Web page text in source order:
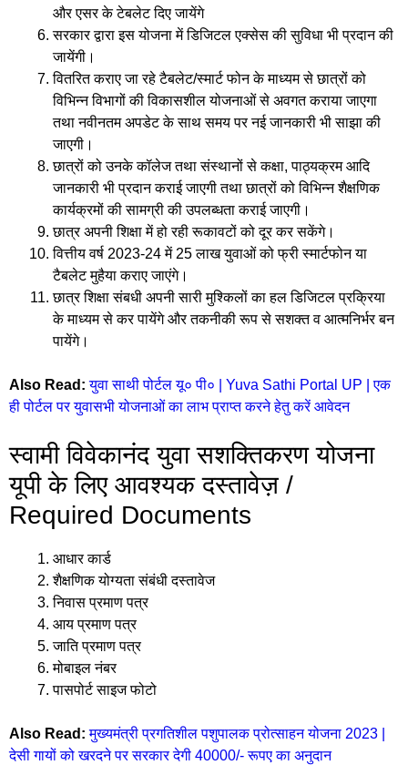
और एसर के टेबलेट दिए जायेंगे
सरकार द्वारा इस योजना में डिजिटल एक्सेस की सुविधा भी प्रदान की
जायेंगी।
वितरित कराए जा रहे टैबलेट/स्मार्ट फोन के माध्यम से छात्रों को
विभिन्न विभागों की विकासशील योजनाओं से अवगत कराया जाएगा
तथा नवीनतम अपडेट के साथ समय पर नई जानकारी भी साझा की
जाएगी।
छात्रों को उनके कॉलेज तथा संस्थानों से कक्षा, पाठ्यक्रम आदि
जानकारी भी प्रदान कराई जाएगी तथा छात्रों को विभिन्न शैक्षणिक
कार्यक्रमों की सामग्री की उपलब्धता कराई जाएगी।
छात्र अपनी शिक्षा में हो रही रूकावटों को दूर कर सकेंगे।
वित्तीय वर्ष 2023-24 में 25 लाख युवाओं को फ्री स्मार्टफोन या
टैबलेट मुहैया कराए जाएंगे।
छात्र शिक्षा संबधी अपनी सारी मुश्किलों का हल डिजिटल प्रक्रिया
के माध्यम से कर पायेंगे और तकनीकी रूप से सशक्त व आत्मनिर्भर बन
पायेंगे।
Also Read: युवा साथी पोर्टल यू० पी० | Yuva Sathi Portal UP | एक
ही पोर्टल पर युवासभी योजनाओं का लाभ प्राप्त करने हेतु करें आवेदन
स्वामी विवेकानंद युवा सशक्तिकरण योजना
यूपी के लिए आवश्यक दस्तावेज़ /
Required Documents
आधार कार्ड
शैक्षणिक योग्यता संबंधी दस्तावेज
निवास प्रमाण पत्र
आय प्रमाण पत्र
जाति प्रमाण पत्र
मोबाइल नंबर
पासपोर्ट साइज फोटो
Also Read:मुख्यमंत्री प्रगतिशील पशुपालक प्रोत्साहन योजना 2023 |
देसी गायों को खरदने पर सरकार देगी 40000/- रूपए का अनुदान